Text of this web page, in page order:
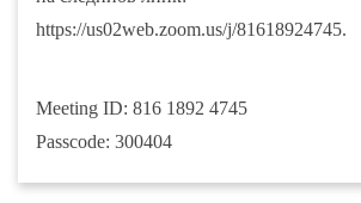
https://us02web.zoom.us/j/81618924745.
Meeting ID: 816 1892 4745
Passcode: 300404